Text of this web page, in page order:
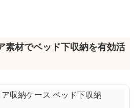
素材でベッド下収納を有効活